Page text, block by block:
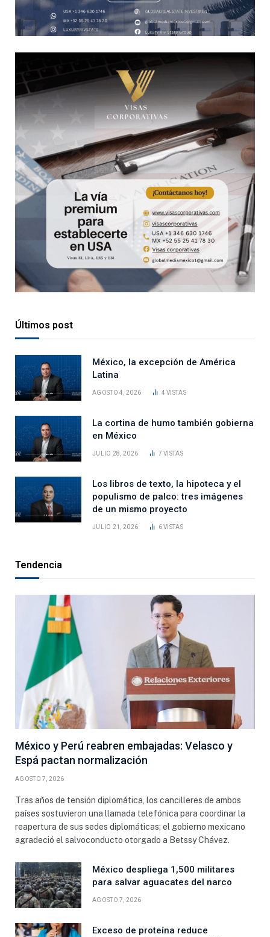
Últimos post
México, la excepción de América
Latina
AGOSTO 4, 2026 4VISTAS
La cortina de humo también gobierna
en México
JULIO 28, 2026 7VISTAS
Los libros de texto, la hipoteca y el
populismo de palco: tres imágenes
de un mismo proyecto
JULIO 21, 2026 6VISTAS
Tendencia
México y Perú reabren embajadas: Velasco y
Espá pactan normalización
AGOSTO 7, 2026
Tras años de tensión diplomática, los cancilleres de ambos
países sostuvieron una llamada telefónica para coordinar la
reapertura de sus sedes diplomáticas; el gobierno mexicano
agradeció el salvoconducto otorgado a Betssy Chávez.
México despliega 1,500 militares
para salvar aguacates del narco
AGOSTO 7, 2026
Exceso de proteína reduce